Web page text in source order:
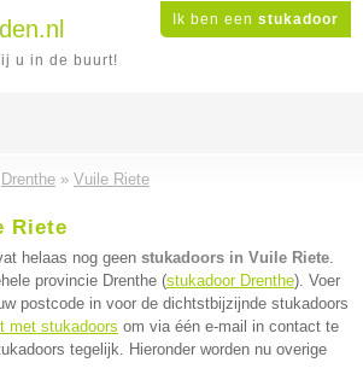
Ik ben een stukadoor
u in de buurt!
Drenthe » Vuile Riete
Riete
helaas nog geen stukadoors in Vuile Riete.
provincie Drenthe (stukadoor Drenthe). Voer
postcode in voor de dichtstbijzijnde stukadoors
met stukadoors om via één e-mail in contact te
tegelijk. Hieronder worden nu overige